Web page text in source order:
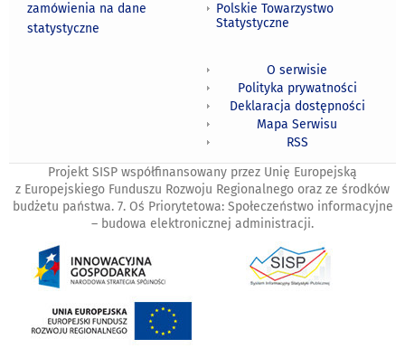
zamówienia na dane
statystyczne
Polskie Towarzystwo
Statystyczne
O serwisie
Polityka prywatności
Deklaracja dostępności
Mapa Serwisu
RSS
Projekt SISP współfinansowany przez Unię Europejską
z Europejskiego Funduszu Rozwoju Regionalnego oraz ze środków
budżetu państwa. 7. Oś Priorytetowa: Społeczeństwo informacyjne
– budowa elektronicznej administracji.